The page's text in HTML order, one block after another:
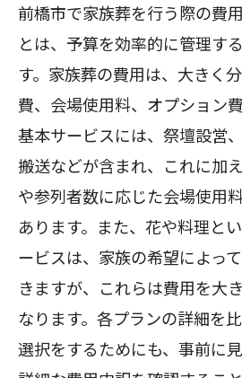
前橋市で家族葬を行う際の費
とは、予算を効率的に管理す
す。家族葬の費用は、大きく
費、会場使用料、オプション
基本サービスには、祭壇設営
搬送などが含まれ、これに加
や参列者数に応じた会場使用
あります。また、花や料理と
ービスは、家族の希望によっ
きますが、これらは費用を大
なります。各プランの詳細を
選択をするためにも、事前に